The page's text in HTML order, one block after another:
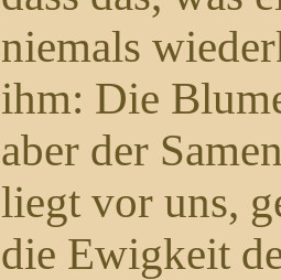
niemals
ihm: Die
aber der
liegt vor uns,
die Ewigkeit